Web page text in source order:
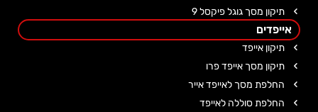
תיקון מסך גוגל פיקסל 9
אייפדים
תיקון אייפד
תיקון מסך אייפד פרו
החלפת מסך לאייפד אייר
החלפת סוללה לאייפד